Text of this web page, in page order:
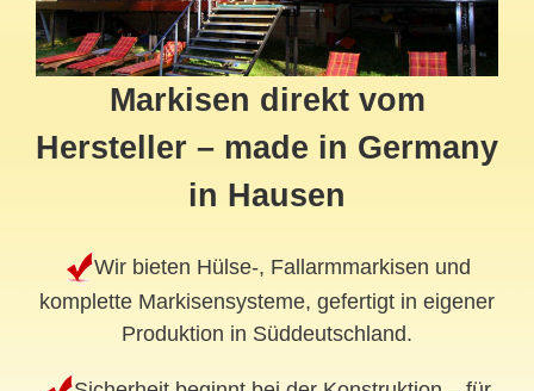
Markisen direkt vom
Hersteller – made in Germany
in Hausen
Wir bieten Hülse-, Fallarmmarkisen und
komplette Markisensysteme, gefertigt in eigener
Produktion in Süddeutschland.